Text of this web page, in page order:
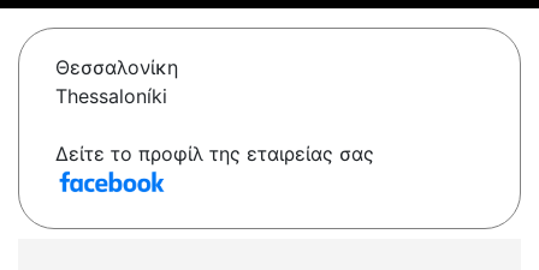
Θεσσαλονίκη
Thessaloníki
Δείτε το προφίλ της εταιρείας σας